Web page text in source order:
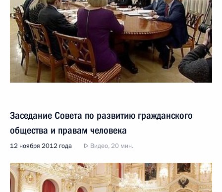
Заседание Совета по развитию гражданского
общества и правам человека
12 ноября 2012 года Видео, 20 мин.